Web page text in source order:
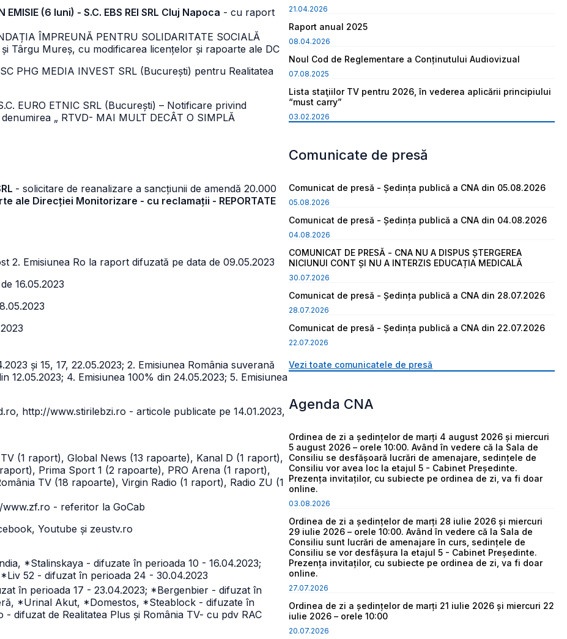
EMISIE (6 luni) - S.C. EBS REI SRL Cluj Napoca - cu raport
ÎMPREUNĂ PENTRU SOLIDARITATE SOCIALĂ
Târgu Mureș, cu modificarea licențelor și rapoarte ale DC
PHG MEDIA INVEST SRL (București) pentru Realitatea
EURO ETNIC SRL (București) – Notificare privind
„ RTVD- MAI MULT DECÂT O SIMPLĂ
- solicitare de reanalizare a sancțiunii de amendă 20.000
ale Direcției Monitorizare - cu reclamații - REPORTATE
2. Emisiunea Ro la raport difuzată pe data de 09.05.2023
16.05.2023
și 15, 17, 22.05.2023; 2. Emisiunea România suverană
12.05.2023; 4. Emisiunea 100% din 24.05.2023; 5. Emisiunea
http://www.stirilebzi.ro - articole publicate pe 14.01.2023,
(1 raport), Global News (13 rapoarte), Kanal D (1 raport),
Prima Sport 1 (2 rapoarte), PRO Arena (1 raport),
TV (18 rapoarte), Virgin Radio (1 raport), Radio ZU (1
- referitor la GoCab
Youtube și zeustv.ro
*Stalinskaya - difuzate în perioada 10 - 16.04.2023;
52 - difuzat în perioada 24 - 30.04.2023
în perioada 17 - 23.04.2023; *Bergenbier - difuzat în
*Urinal Akut, *Domestos, *Steablock - difuzate în
difuzat de Realitatea Plus și România TV- cu pdv RAC
21.04.2026
Raport anual 2025
08.04.2026
Noul Cod de Reglementare a Conținutului Audiovizual
07.08.2025
Lista staţiilor TV pentru 2026, în vederea aplicării principiului
“must carry”
03.02.2026
Comunicate de presă
Comunicat de presă - Ședința publică a CNA din 05.08.2026
05.08.2026
Comunicat de presă - Ședința publică a CNA din 04.08.2026
04.08.2026
COMUNICAT DE PRESĂ - CNA NU A DISPUS ȘTERGEREA
NICIUNUI CONT ȘI NU A INTERZIS EDUCAȚIA MEDICALĂ
30.07.2026
Comunicat de presă - Ședința publică a CNA din 28.07.2026
28.07.2026
Comunicat de presă - Ședința publică a CNA din 22.07.2026
22.07.2026
Vezi toate comunicatele de presă
Agenda CNA
Ordinea de zi a ședințelor de marți 4 august 2026 și miercuri
5 august 2026 – orele 10:00. Având în vedere că la Sala de
Consiliu se desfășoară lucrări de amenajare, sedințele de
Consiliu vor avea loc la etajul 5 - Cabinet Președinte.
Prezența invitaților, cu subiecte pe ordinea de zi, va fi doar
online.
03.08.2026
Ordinea de zi a ședințelor de marți 28 iulie 2026 și miercuri
29 iulie 2026 – orele 10:00. Având în vedere că la Sala de
Consiliu sunt lucrări de amenajare în curs, sedințele de
Consiliu se vor desfășura la etajul 5 - Cabinet Președinte.
Prezența invitaților, cu subiecte pe ordinea de zi, va fi doar
online.
27.07.2026
Ordinea de zi a ședințelor de marți 21 iulie 2026 și miercuri 22
iulie 2026 – orele 10:00
20.07.2026